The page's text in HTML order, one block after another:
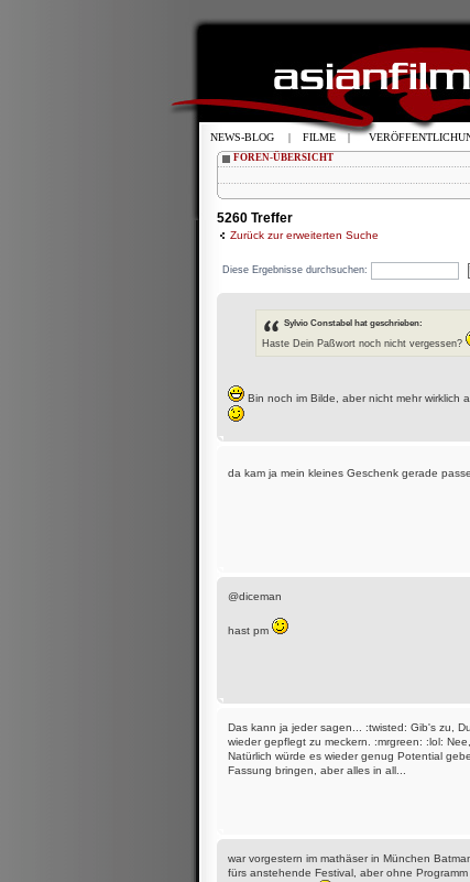
FOREN-ÜBERSICHT
5260 Treffer
Zurück zur erweiterten Suche
Diese Ergebnisse durchsuchen:
Sylvio Constabel hat geschrieben:
Haste Dein Paßwort noch nicht vergessen?
Bin noch im Bilde, aber nicht mehr wirklich
da kam ja mein kleines Geschenk gerade
@diceman
hast pm
Das kann ja jeder sagen... :twisted: Gib's zu,
wieder gepflegt zu meckern. :mrgreen: :lol:
Natürlich würde es wieder genug Potential
Fassung bringen, aber alles in all...
war vorgestern im mathäser in München
fürs anstehende Festival, aber ohne
NEWS-BLOG | FILME |